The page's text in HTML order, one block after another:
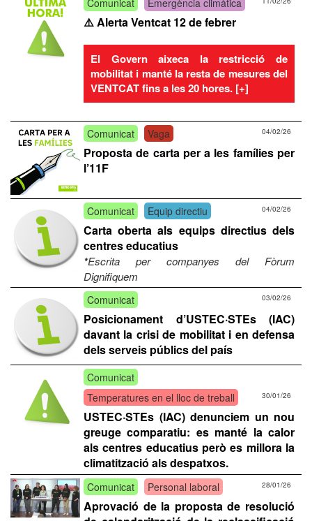
⚠️ Alerta Ventcat 12 de febrer
El Govern aixeca la restricció de
mobilitat i manté la resta de mesures del
VENTCAT fins a les 20 hores. [+]
Comunicat Vaga 04/02/26
Proposta de carta per a les famílies per
l’11F
Comunicat Equip directiu 04/02/26
Carta oberta als equips directius dels
centres educatius
*Escrita per companyes del Fòrum
Dignifiquem
Comunicat 03/02/26
Posicionament d’USTEC·STEs (IAC)
davant la crisi de mobilitat i en defensa
dels serveis públics del país
Comunicat
Temperatures en el lloc de treball
30/01/26
USTEC·STEs (IAC) denunciem un nou
greuge comparatiu: es manté la calor
als centres educatius però es millora la
climatització als despatxos.
Comunicat Personal laboral 28/01/26
Aprovació de la proposta de resolució